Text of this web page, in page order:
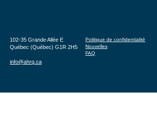
Politique de confidentialité
Nouvelles
FAQ
102-35 Grande Allée E
Québec (Québec) G1R 2H5
info@ahrq.ca